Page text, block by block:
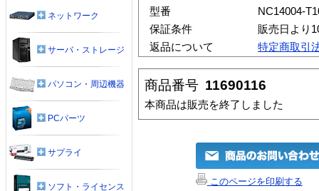
型番
NC14004-
保証条件
販売日より
返品について
特定商取引
商品番号 11690116
本商品は販売を終了しました
このページを印刷する
ネットワーク
サーバ・ストレージ
パソコン・周辺機器
PCパーツ
サプライ
ソフト・ライセンス